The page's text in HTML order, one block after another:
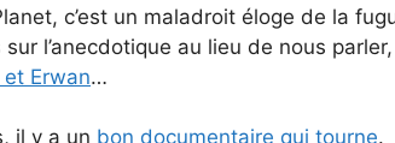
c’est un maladroit éloge de la
l’anecdotique au lieu de nous
Erwan…
il y a un bon documentaire qui tourne.